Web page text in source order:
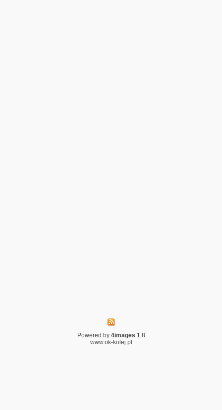
Powered by 4images 1.8
www.ok-kolej.pl